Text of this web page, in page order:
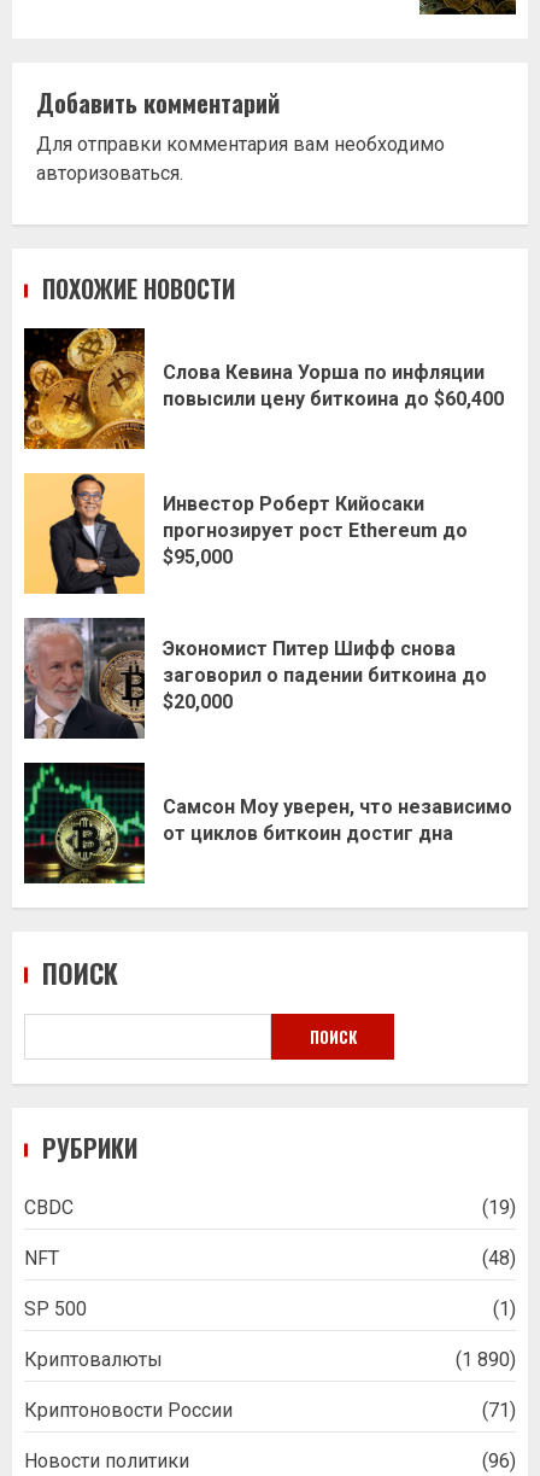
Добавить комментарий
Для отправки комментария вам необходимо
авторизоваться.
ПОХОЖИЕ НОВОСТИ
Слова Кевина Уорша по инфляции
повысили цену биткоина до $60,400
Инвестор Роберт Кийосаки
прогнозирует рост Ethereum до
$95,000
Экономист Питер Шифф снова
заговорил о падении биткоина до
$20,000
Самсон Моу уверен, что независимо
от циклов биткоин достиг дна
ПОИСК
ПОИСК
РУБРИКИ
CBDC (19)
NFT (48)
SP 500 (1)
Криптовалюты (1 890)
Криптоновости России (71)
Новости политики (96)